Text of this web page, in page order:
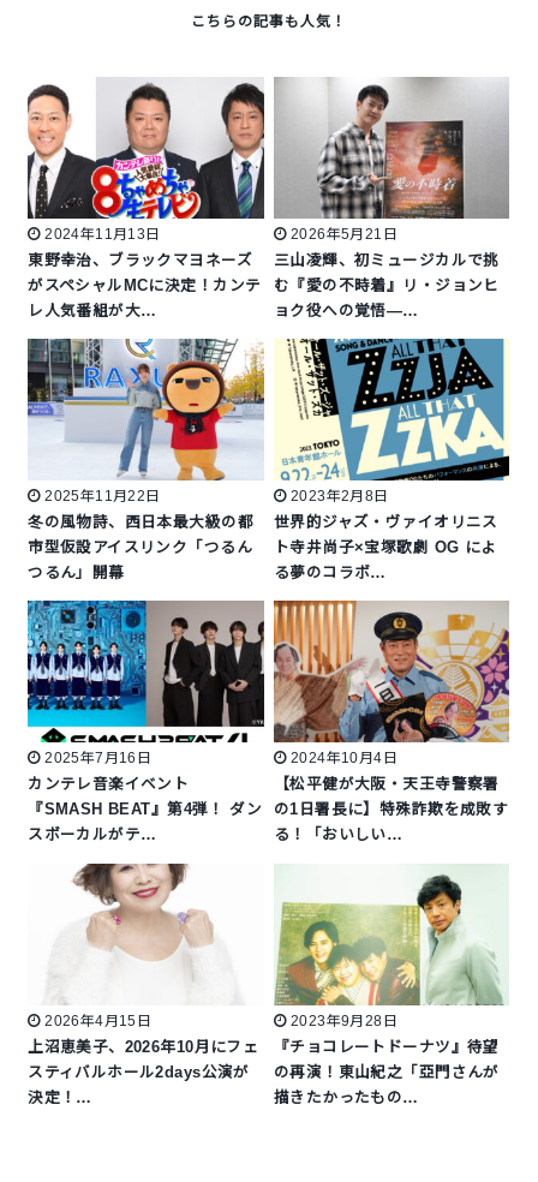
2024年11月13日
東野幸治、ブラックマヨネーズ
がスペシャルMCに決定！カンテ
レ人気番組が大…
2026年5月21日
三山凌輝、初ミュージカルで挑
む『愛の不時着』リ・ジョンヒ
ョク役への覚悟―…
2025年11月22日
冬の風物詩、西日本最大級の都
市型仮設アイスリンク「つるん
つるん」開幕
2023年2月8日
世界的ジャズ・ヴァイオリニス
ト寺井尚子×宝塚歌劇 OG によ
る夢のコラボ…
2025年7月16日
カンテレ音楽イベント
『SMASH BEAT』第4弾！ ダン
スボーカルがテ…
2024年10月4日
【松平健が大阪・天王寺警察署
の1日署長に】特殊詐欺を成敗す
る！「おいしい…
2026年4月15日
上沼恵美子、2026年10月にフェ
スティバルホール2days公演が
決定！…
2023年9月28日
『チョコレートドーナツ』待望
の再演！東山紀之「亞門さんが
描きたかったもの…